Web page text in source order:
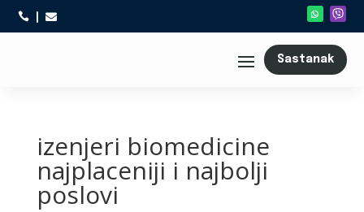
 
Sastanak
izenjeri biomedicine
najplaceniji i najbolji
poslovi